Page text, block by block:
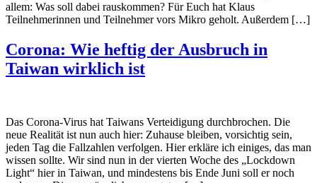
allem: Was soll dabei rauskommen? Für Euch hat Klaus
Teilnehmerinnen und Teilnehmer vors Mikro geholt. Außerdem […]
Corona: Wie heftig der Ausbruch in
Taiwan wirklich ist
Das Corona-Virus hat Taiwans Verteidigung durchbrochen. Die
neue Realität ist nun auch hier: Zuhause bleiben, vorsichtig sein,
jeden Tag die Fallzahlen verfolgen. Hier erkläre ich einiges, das man
wissen sollte. Wir sind nun in der vierten Woche des „Lockdown
Light“ hier in Taiwan, und mindestens bis Ende Juni soll er noch